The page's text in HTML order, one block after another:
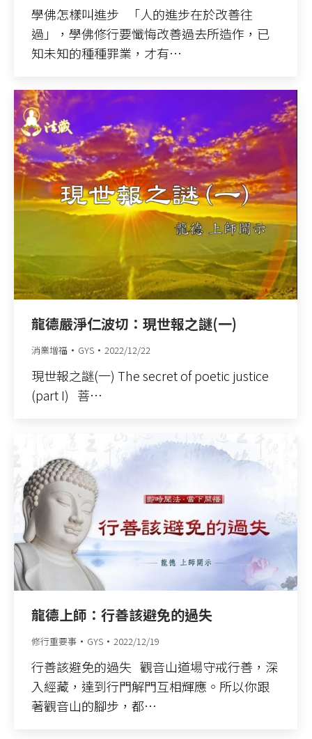
學佛怎樣叫進步 「人的進步在於改善往
過」，學佛修行要懺悔改善過去所造作，已
知未知的種種罪業，才有…
龍德嚴淨仁波切：現世報之謎(一)
消業增福 GYS 2022/12/22
現世報之謎(一) The secret of poetic justice
(part I) 菩…
龍德上師：行善該避免的過失
修行重要事 GYS 2022/12/19
行善該避免的過失 觀音山道場守戒行善，深
入經藏，達到行門解門互相輝應。所以你跟
著觀音山的腳步，都…